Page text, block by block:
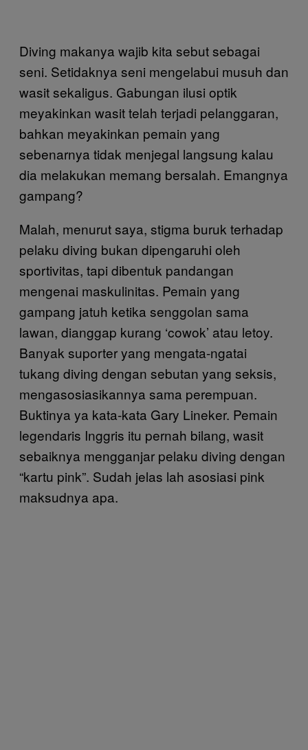
Diving makanya wajib kita sebut sebagai
seni. Setidaknya seni mengelabui musuh dan
wasit sekaligus. Gabungan ilusi optik
meyakinkan wasit telah terjadi pelanggaran,
bahkan meyakinkan pemain yang
sebenarnya tidak menjegal langsung kalau
dia melakukan memang bersalah. Emangnya
gampang?
Malah, menurut saya, stigma buruk terhadap
pelaku diving bukan dipengaruhi oleh
sportivitas, tapi dibentuk pandangan
mengenai maskulinitas. Pemain yang
gampang jatuh ketika senggolan sama
lawan, dianggap kurang ‘cowok’ atau letoy.
Banyak suporter yang mengata-ngatai
tukang diving dengan sebutan yang seksis,
mengasosiasikannya sama perempuan.
Buktinya ya kata-kata Gary Lineker. Pemain
legendaris Inggris itu pernah bilang, wasit
sebaiknya mengganjar pelaku diving dengan
“kartu pink”. Sudah jelas lah asosiasi pink
maksudnya apa.